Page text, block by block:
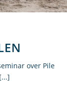
over Pile